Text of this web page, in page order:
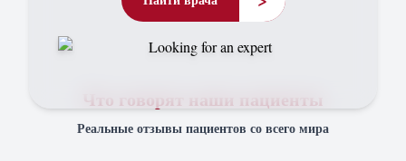
Что говорят наши пациенты
Реальные отзывы пациентов со всего мира